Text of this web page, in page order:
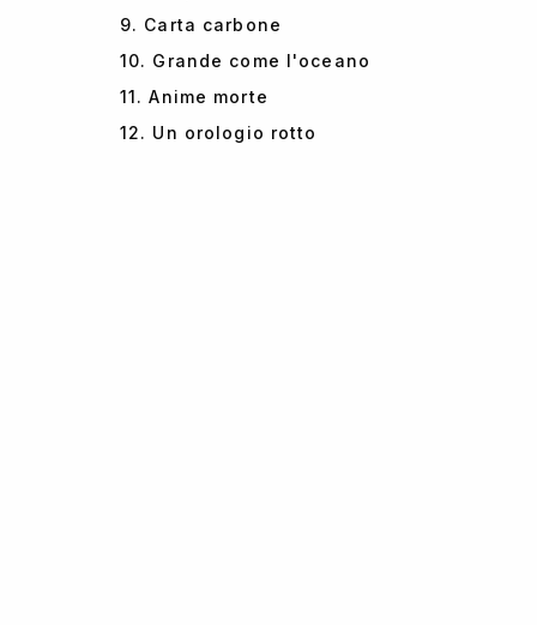
9. Carta carbone
10. Grande come l'oceano
11. Anime morte
12. Un orologio rotto